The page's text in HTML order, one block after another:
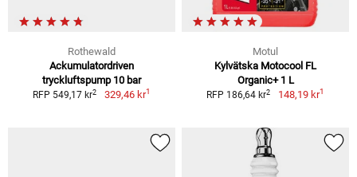
Rothewald
Ackumulatordriven
tryckluftspump 10 bar
RFP 549,17 kr2 329,46 kr1
Motul
Kylvätska Motocool FL
Organic+ 1 L
RFP 186,64 kr2 148,19 kr1